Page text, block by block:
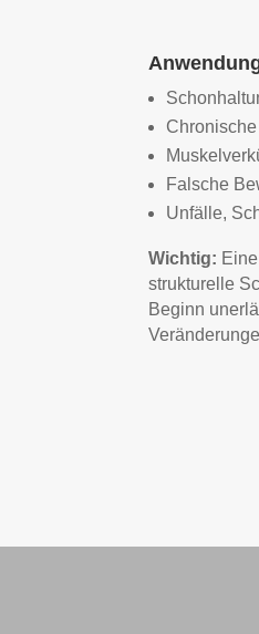
Falsche
Unfälle,
Wichtig:
strukturelle
Beginn